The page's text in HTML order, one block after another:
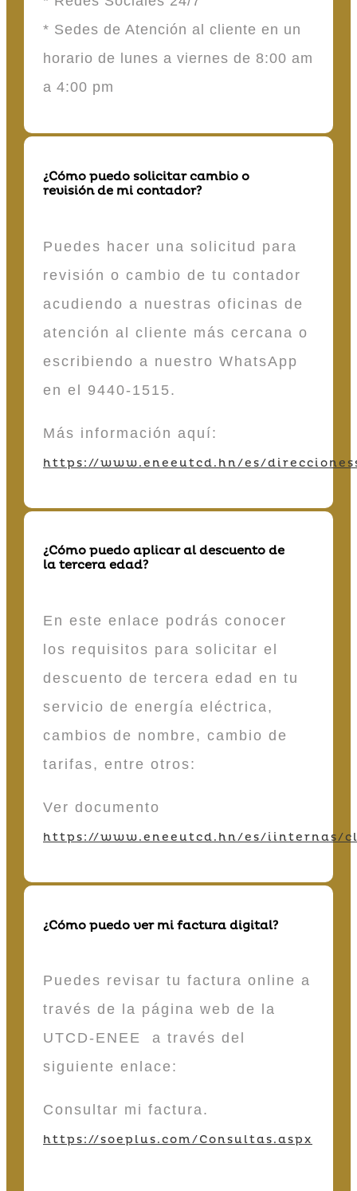
* Sedes de Atención al cliente en un
horario de lunes a viernes de 8:00 am
a 4:00 pm
¿Cómo puedo solicitar cambio o
revisión de mi contador?
Puedes hacer una solicitud para
revisión o cambio de tu contador
acudiendo a nuestras oficinas de
atención al cliente más cercana o
escribiendo a nuestro WhatsApp
en el 9440-1515.
Más información aquí:
https://www.eneeutcd.hn/es/
¿Cómo puedo aplicar al descuento de
la tercera edad?
En este enlace podrás conocer
los requisitos para solicitar el
descuento de tercera edad en tu
servicio de energía eléctrica,
cambios de nombre, cambio de
tarifas, entre otros:
Ver documento
https://www.eneeutcd.hn/es/iinternas/
¿Cómo puedo ver mi factura digital?
Puedes revisar tu factura online a
través de la página web de la
UTCD-ENEE a través del
siguiente enlace:
Consultar mi factura.
https://soeplus.com/Consultas.aspx